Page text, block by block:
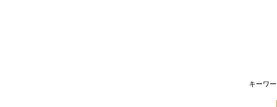
キーワ